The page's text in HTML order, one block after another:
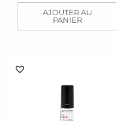
AJOUTER AU
PANIER